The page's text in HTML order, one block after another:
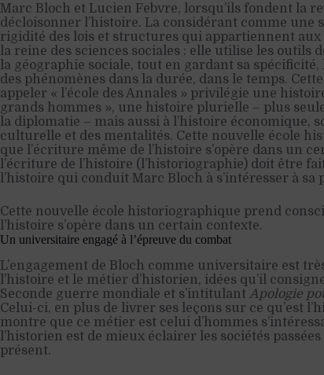
Marc Bloch et Lucien Febvre, lorsqu’ils fondent la
décloisonner l’histoire. La considérant comme une
rigidité des lois et structures qui appartiennent aux
la reine des sciences sociales : elle utilise les outils
la géographie sociale, tout en gardant sa spécificité,
des phénomènes dans la durée, dans le temps.
appeler « l’école des Annales » privilégie une
grands hommes », une histoire plurielle – plus
la diplomatie – mais aussi à l’histoire économique,
culturelle et des mentalités. Cette nouvelle école
que l’écriture même de l’histoire s’opère dans un
l’écriture de l’histoire (l’historiographie) doit être
l’histoire qui conduit Marc Bloch à s’intéresser à sa
Cette nouvelle école historiographique prend
l’histoire s’opère dans un certain contexte.
Un universitaire engagé à l’épreuve du combat
L’engagement de Bloch comme universitaire est
l’histoire et le métier d’historien, idées qu’il
Seconde guerre mondiale et s’intitulant Apologie
Celui-ci, en plus de livrer ses leçons sur ce qu’est
montre que ce métier est celui d’hommes
l’historien est de mieux éclairer les sociétés
présent.